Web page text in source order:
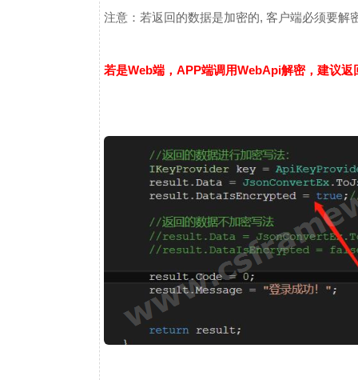
注意：若返回的数据是加密的, 客户端必须要解
若是Web端，APP端调用WebApi解密，建议返